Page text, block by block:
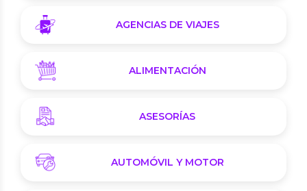
AGENCIAS DE VIAJES
ALIMENTACIÓN
ASESORÍAS
AUTOMÓVIL Y MOTOR